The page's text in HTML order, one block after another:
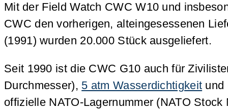
Mit der Field Watch CWC W10 und
CWC den vorherigen, alteingesessenen
(1991) wurden 20.000 Stück ausgeliefert.
Seit 1990 ist die CWC G10 auch für
Durchmesser), 5 atm Wasserdichtigkeit und
offizielle NATO-Lagernummer (NATO